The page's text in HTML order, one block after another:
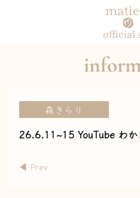
official
森きらり
26.6.11~15 YouTube わか
◀︎ Prev